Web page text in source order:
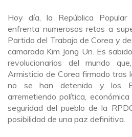
Hoy día, la República Popular
enfrenta numerosos retos a
Partido del Trabajo de Corea y
camarada Kim Jong Un. Es
revolucionarios del mundo
Armisticio de Corea firmado tras
no se han detenido y los
arremetiendo política,
seguridad del pueblo de la
posibilidad de una paz definitiva.